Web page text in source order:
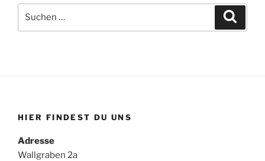
nach:
HIER FINDEST DU UNS
Adresse
Wallgraben 2a